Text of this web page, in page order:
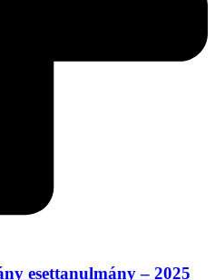
esettanulmány – 2025